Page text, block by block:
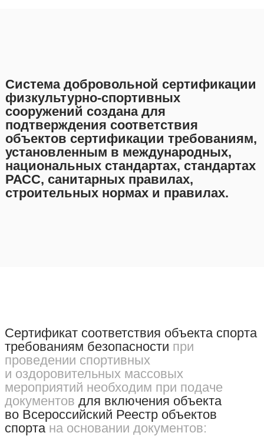
Система добровольной сертификации
физкультурно-спортивных
сооружений создана для
подтверждения соответствия
объектов сертификации требованиям,
установленным в международных,
национальных стандартах, стандартах
РАСС, санитарных правилах,
строительных нормах и правилах.
Сертификат соответствия объекта спорта
требованиям безопасности при
проведении спортивных
и оздоровительных массовых
мероприятий необходим при подаче
документов для включения объекта
во Всероссийский Реестр объектов
спорта на основании документов: